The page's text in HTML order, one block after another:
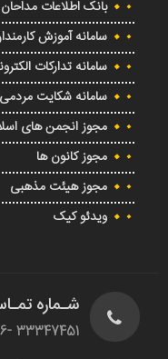
بانک اطلاعات
سامانه آموزش
سامانه تدارکات
سامانه شکایت
مجوز انجمن های
مجوز کانون ها
مجوز هیئت مذهبی
ویدئو کیک
شـماره
33347451 -076